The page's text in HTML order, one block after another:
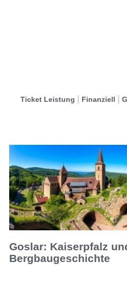
Ticket Leistung Finanziell
Goslar: Kaiserpfalz
Bergbaugeschichte